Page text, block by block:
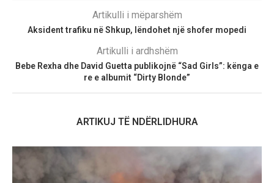
Artikulli i mëparshëm
Aksident trafiku në Shkup, lëndohet një shofer mopedi
Artikulli i ardhshëm
Bebe Rexha dhe David Guetta publikojnë “Sad Girls”: kënga e
re e albumit “Dirty Blonde”
ARTIKUJ TË NDËRLIDHURA